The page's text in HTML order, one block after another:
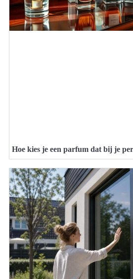
Hoe kies je een parfum dat bij je